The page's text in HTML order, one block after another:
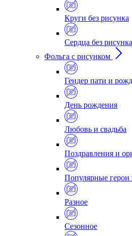
Круги без рисунка
Сердца без рисунка
Фольга с рисунком
Гендер пати и
День рождения
Любовь и свадьба
Поздравления и
Популярные
Разное
Сезонное